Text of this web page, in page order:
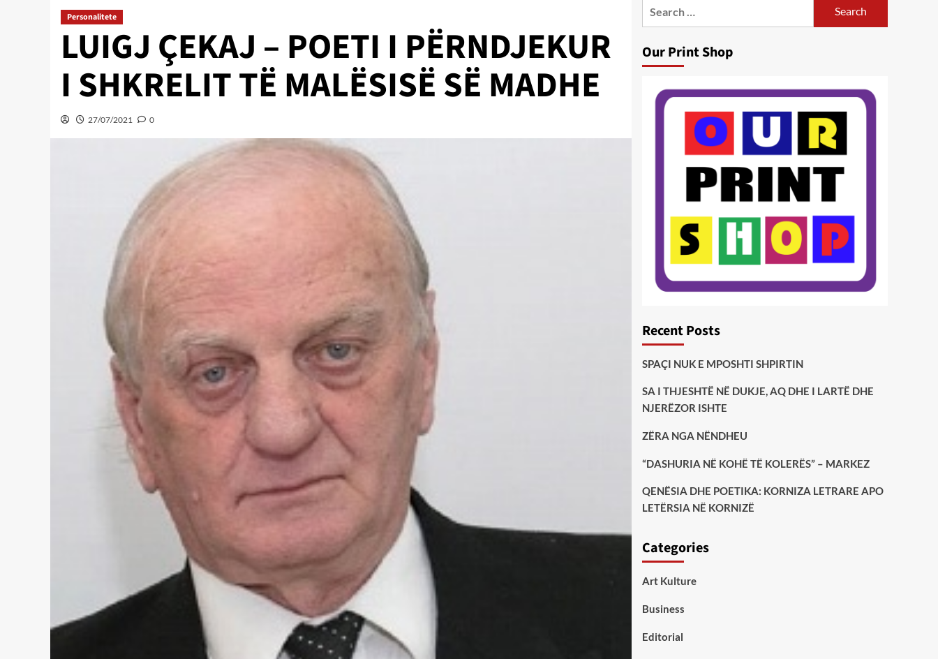
Personalitete
LUIGJ ÇEKAJ – POETI I PËRNDJEKUR
I SHKRELIT TË MALËSISË SË MADHE
27/07/2021 0
Our Print Shop
Recent Posts
SPAÇI NUK E MPOSHTI SHPIRTIN
SA I THJESHTË NË DUKJE, AQ DHE I LARTË DHE
NJERËZOR ISHTE
ZËRA NGA NËNDHEU
“DASHURIA NË KOHË TË KOLERËS” – MARKEZ
QENËSIA DHE POETIKA: KORNIZA LETRARE APO
LETËRSIA NË KORNIZË
Categories
Art Kulture
Business
Editorial